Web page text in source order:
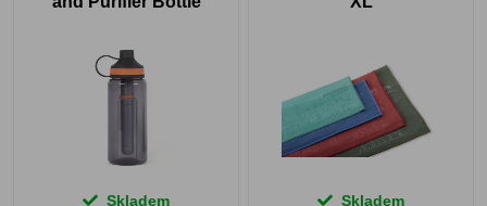
Skladem Skladem